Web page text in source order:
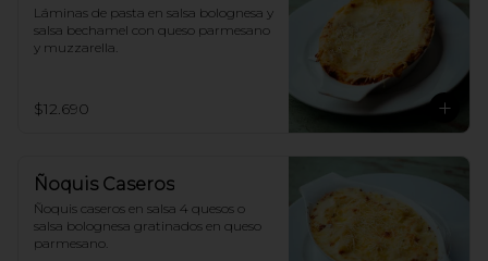
Láminas de pasta en salsa bolognesa y
salsa bechamel con queso parmesano
y muzzarella.
$12.690
Ñoquis Caseros
Ñoquis caseros en salsa 4 quesos o
salsa bolognesa gratinados en queso
parmesano.